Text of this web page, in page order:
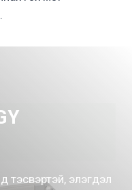
тэсвэртэй, элэгдэл